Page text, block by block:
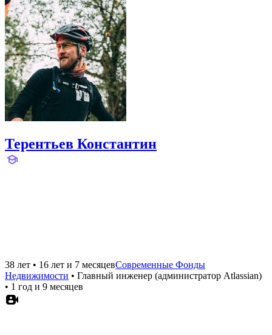
Терентьев Константин
38 лет • 16 лет и 7 месяцевСовременные Фонды
Недвижимости • Главный инженер (администратор Atlassian)
• 1 год и 9 месяцев